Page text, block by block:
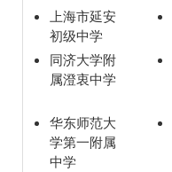
上海市延安
初级中学
同济大学附
属澄衷中学
华东师范大
学第一附属
中学